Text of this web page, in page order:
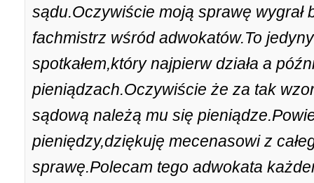
sądu.Oczywiście moją sprawę wygrał
fachmistrz wśród adwokatów.To
spotkałem,który najpierw działa a
pieniądzach.Oczywiście że za tak
sądową należą mu się
pieniędzy,dziękuję mecenasowi z
sprawę.Polecam tego adwokata